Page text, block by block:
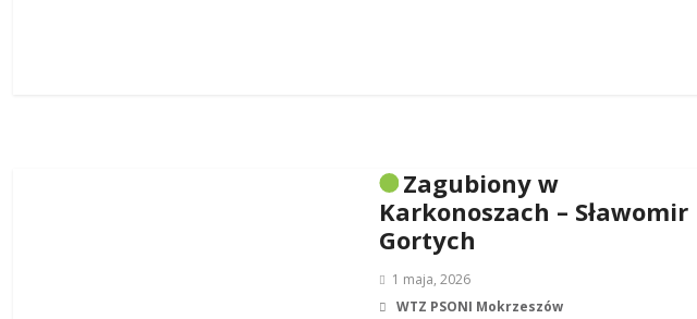
Zagubiony w
Karkonoszach – Sławomir
Gortych
1 maja, 2026
WTZ PSONI Mokrzeszów